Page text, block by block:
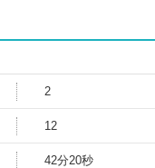
2
12
42分20秒